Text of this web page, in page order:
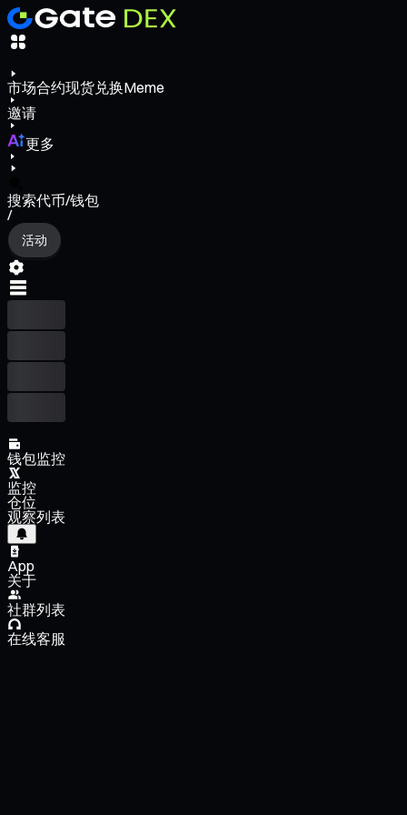
市场合约现货兑换Meme
邀请
更多
搜索代币/钱包
/
活动
钱包监控
监控
仓位
观察列表
App
关于
社群列表
在线客服